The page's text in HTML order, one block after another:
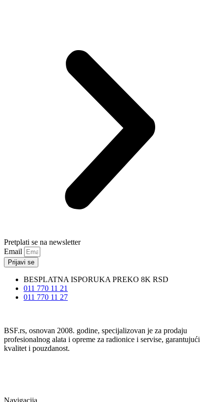
Pretplati se na newsletter
Email
Prijavi se
BESPLATNA ISPORUKA PREKO 8K RSD
011 770 11 21
011 770 11 27
BSF.rs, osnovan 2008. godine, specijalizovan je za prodaju
profesionalnog alata i opreme za radionice i servise, garantujući
kvalitet i pouzdanost.
Navigacija